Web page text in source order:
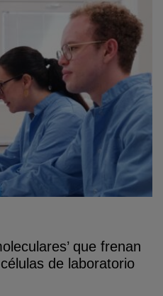
que frenan
de laboratorio